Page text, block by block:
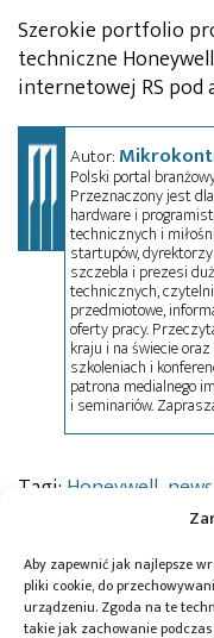
Aby zapewnić jak najlepsze
pliki cookie, do
urządzeniu. Zgoda na te
takie jak zachowanie
Szerokie portfolio
techniczne
internetowej RS pod
Autor:
Polski portal
Przeznaczony jest
hardware i
technicznych i
startupów,
szczebla i prezesi
technicznych,
przedmiotowe,
oferty pracy.
kraju i na świecie
szkoleniach i
patrona medialnego
i seminariów.
Tagi: Honeywell news
Przeczytaj również: